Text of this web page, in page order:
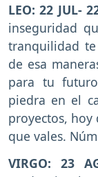
LEO: 22 JUL-
inseguridad
tranquilidad
de esa
para tu
piedra en el
proyectos, hoy
que vales.
VIRGO: 23